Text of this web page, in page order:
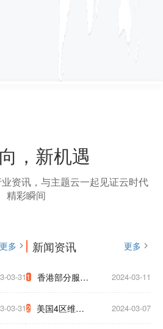
，新机遇
资讯，与主题云一起见证云时代
精彩瞬间
更多
03-31
03-31
新闻资讯 更多
1 香港部分服务
器迁移通知
2024-03-11
2 美国4区维护 2024-03-07